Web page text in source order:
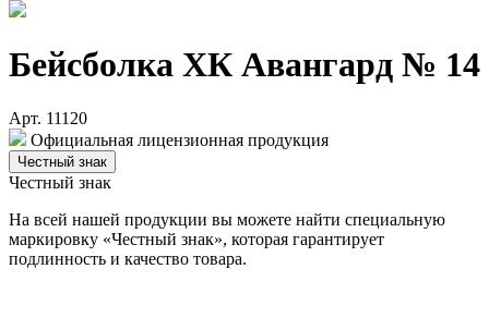
Бейсболка ХК Авангард № 14
Арт. 11120
Официальная лицензионная продукция
Честный знак
Честный знак
На всей нашей продукции вы можете найти специальную
маркировку «Честный знак», которая гарантирует
подлинность и качество товара.